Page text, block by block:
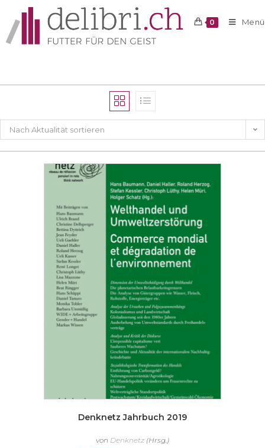
0 Menü
Nach Aktualität sortieren
Denknetz Jahrbuch 2019
von Denknetz (Hrsg.)